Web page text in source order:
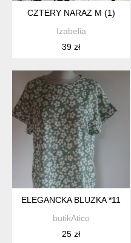
CZTERY NARAZ M (1)
Izabelia
39 zł
ELEGANCKA BLUZKA *11
butikAtico
25 zł